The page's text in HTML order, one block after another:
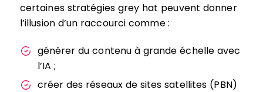
certaines stratégies grey hat peuvent donner
l’illusion d’un raccourci comme :
générer du contenu à grande échelle avec
l’IA ;
créer des réseaux de sites satellites (PBN)